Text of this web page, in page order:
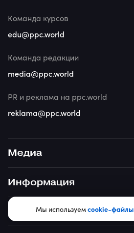
Мы используемcookie-файлы
Медиа
Информация
Обучение
Команда курсов
edu@ppc.world
Команда редакции
media@ppc.world
PR и реклама на ppc.world
reklama@ppc.world